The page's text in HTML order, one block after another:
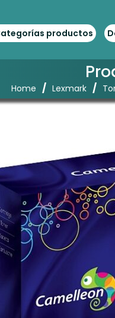
productos
Home / Lexmark /